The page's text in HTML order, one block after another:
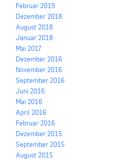
Februar 2019
Dezember 2018
August 2018
Januar 2018
Mai 2017
Dezember 2016
November 2016
September 2016
Juni 2016
Mai 2016
April 2016
Februar 2016
Dezember 2015
September 2015
August 2015